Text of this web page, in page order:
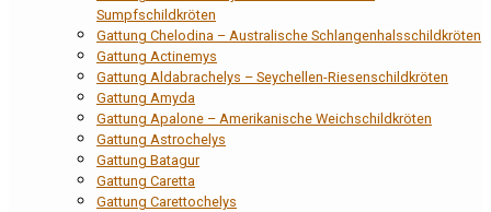
Sumpfschildkröten
Gattung Chelodina – Australische Schlangenhalsschildkröten
Gattung Actinemys
Gattung Aldabrachelys – Seychellen-Riesenschildkröten
Gattung Amyda
Gattung Apalone – Amerikanische Weichschildkröten
Gattung Astrochelys
Gattung Batagur
Gattung Caretta
Gattung Carettochelys